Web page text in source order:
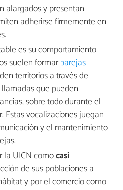
alargados y presentan
adherirse firmemente en
es su comportamiento
suelen formarparejas
territorios a través de
que pueden
sobre todo durante el
Estas vocalizaciones juegan
y el mantenimiento
la UICN comocasi
de sus poblaciones a
y por el comercio como